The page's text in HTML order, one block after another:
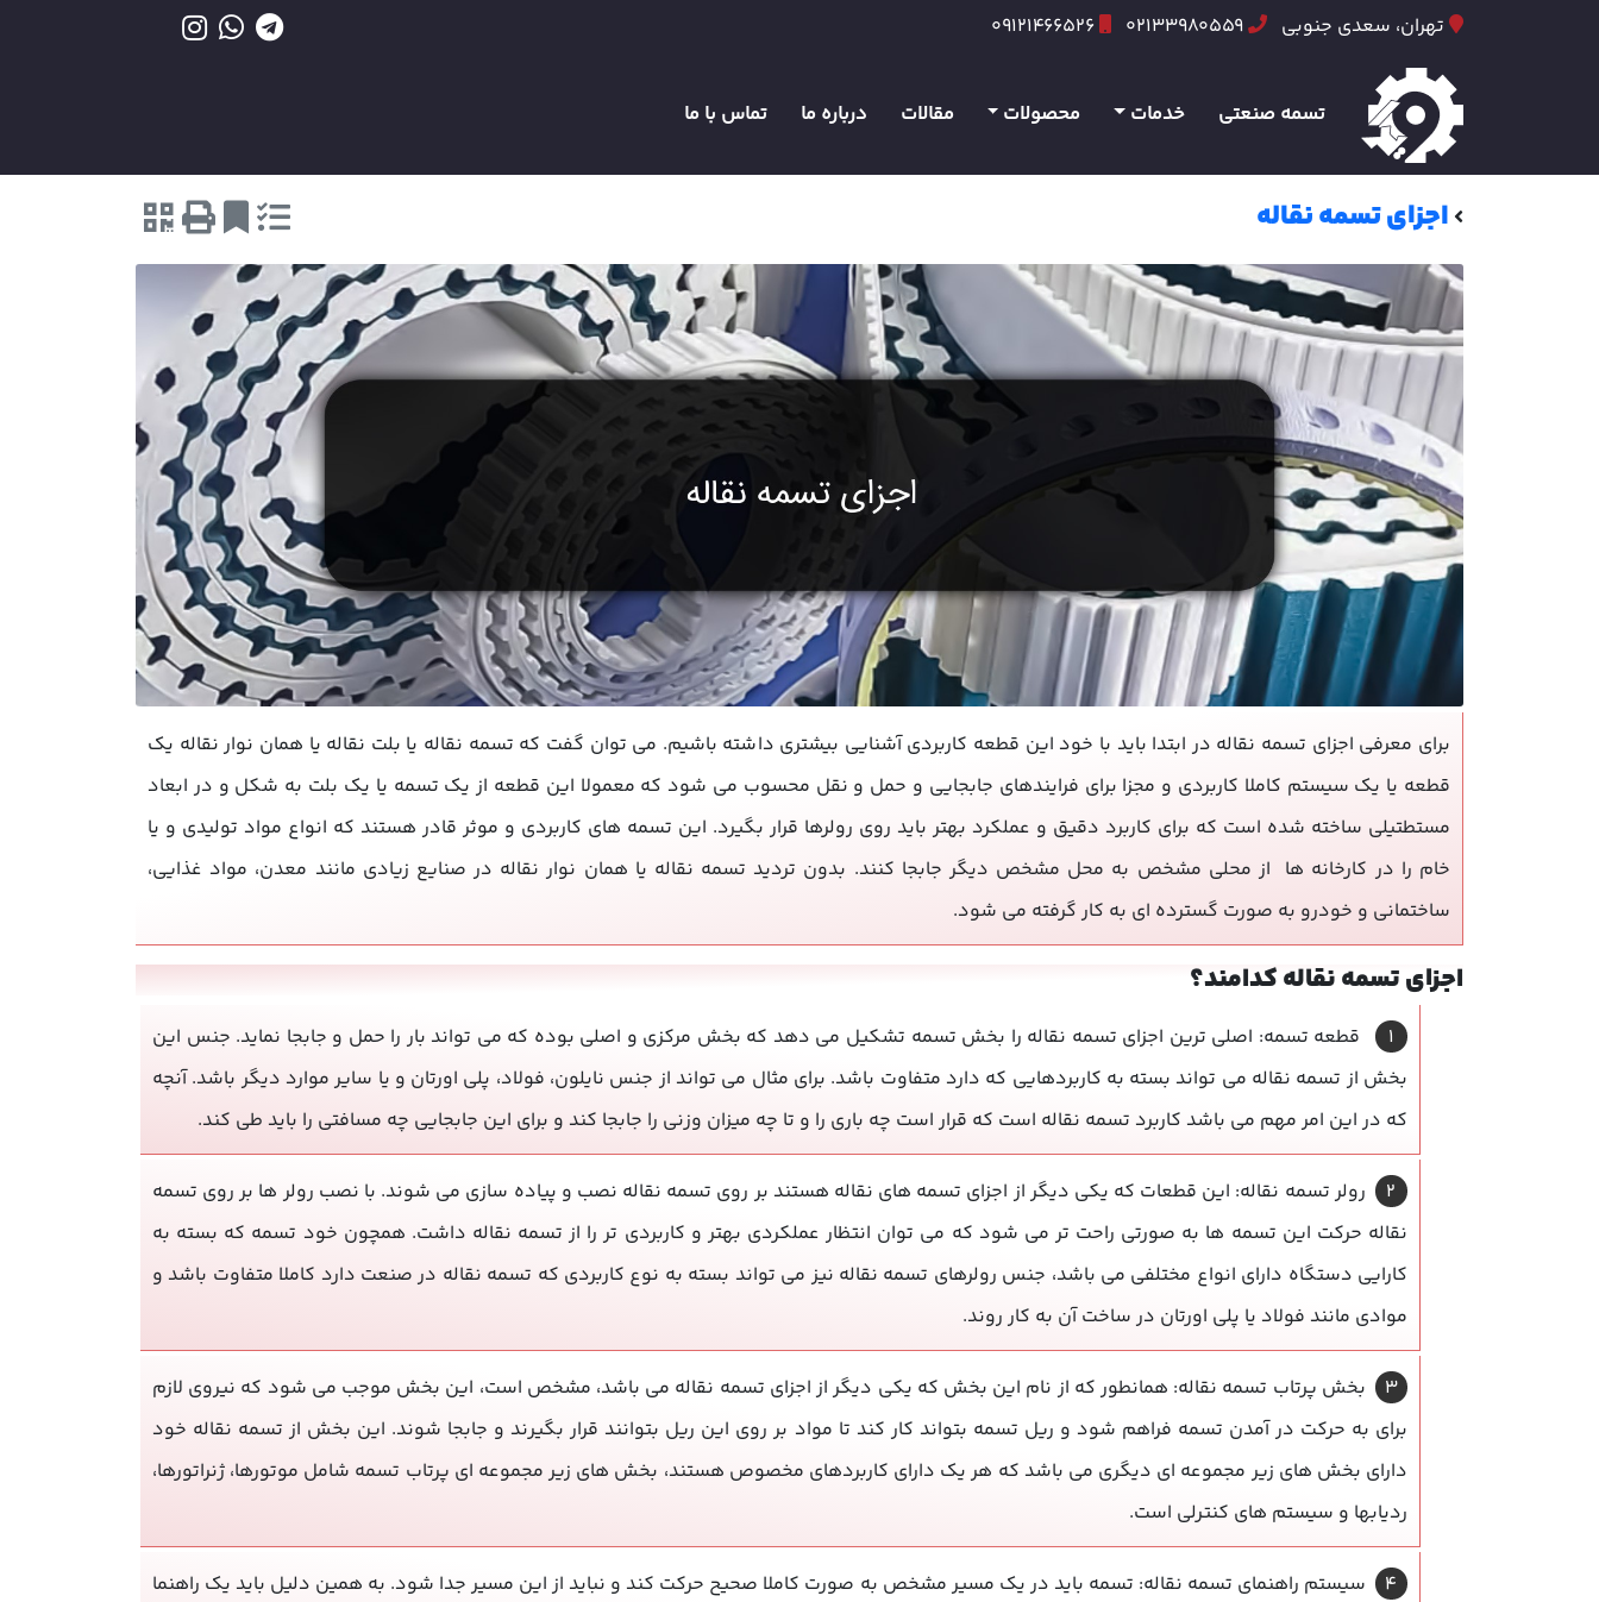
تهران، سعدی جنوبی 02133980559
09121466526
تسمه صنعتی خدمات محصولات مقالات درباره ما تماس با ما
اجزای تسمه نقاله
برای معرفی اجزای تسمه نقاله در ابتدا باید با خود این قطعه کاربردی آشنایی بیشتری داشته باشیم. می توان گفت که تسمه نقاله یا بلت نقاله یا همان نوار نقاله یک
قطعه یا یک سیستم کاملا کاربردی و مجزا برای فرایندهای جابجایی و حمل و نقل محسوب می شود که معمولا این قطعه از یک تسمه یا یک بلت به شکل و در ابعاد
مستطتیلی ساخته شده است که برای کاربرد دقیق و عملکرد بهتر باید روی رولرها قرار بگیرد. این تسمه های کاربردی و موثر قادر هستند که انواع مواد تولیدی و یا
خام را در کارخانه ها از محلی مشخص به محل مشخص دیگر جابجا کنند. بدون تردید تسمه نقاله یا همان نوار نقاله در صنایع زیادی مانند معدن، مواد غذایی،
ساختمانی و خودرو به صورت گسترده ای به کار گرفته می شود.
اجزای تسمه نقاله کدامند؟
قطعه تسمه: اصلی ترین اجزای تسمه نقاله را بخش تسمه تشکیل می دهد که بخش مرکزی و اصلی بوده که می تواند بار را حمل و جابجا نماید. جنس این
بخش از تسمه نقاله می تواند بسته به کاربردهایی که دارد متفاوت باشد. برای مثال می تواند از جنس نایلون، فولاد، پلی اورتان و یا سایر موارد دیگر باشد. آنچه
که در این امر مهم می باشد کاربرد تسمه نقاله است که قرار است چه باری را و تا چه میزان وزنی را جابجا کند و برای این جابجایی چه مسافتی را باید طی کند.
رولر تسمه نقاله: این قطعات که یکی دیگر از اجزای تسمه های نقاله هستند بر روی تسمه نقاله نصب و پیاده سازی می شوند. با نصب رولر ها بر روی تسمه
نقاله حرکت این تسمه ها به صورتی راحت تر می شود که می توان انتظار عملکردی بهتر و کاربردی تر را از تسمه نقاله داشت. همچون خود تسمه که بسته به
کارایی دستگاه دارای انواع مختلفی می باشد، جنس رولرهای تسمه نقاله نیز می تواند بسته به نوع کاربردی که تسمه نقاله در صنعت دارد کاملا متفاوت باشد و
موادی مانند فولاد یا پلی اورتان در ساخت آن به کار روند.
بخش پرتاب تسمه نقاله: همانطور که از نام این بخش که یکی دیگر از اجزای تسمه نقاله می باشد، مشخص است، این بخش موجب می شود که نیروی لازم
برای به حرکت در آمدن تسمه فراهم شود و ریل تسمه بتواند کار کند تا مواد بر روی این ریل بتوانند قرار بگیرند و جابجا شوند. این بخش از تسمه نقاله خود
دارای بخش های زیر مجموعه ای دیگری می باشد که هر یک دارای کاربردهای مخصوص هستند، بخش های زیر مجموعه ای پرتاب تسمه شامل موتورها، ژنراتورها،
ردیابها و سیستم های کنترلی است.
سیستم راهنمای تسمه نقاله: تسمه باید در یک مسیر مشخص به صورت کاملا صحیح حرکت کند و نباید از این مسیر جدا شود. به همین دلیل باید یک راهنما